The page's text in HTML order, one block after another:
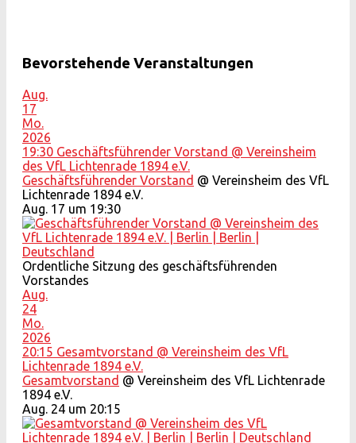
Bevorstehende Veranstaltungen
Aug.
17
Mo.
2026
19:30 Geschäftsführender Vorstand @ Vereinsheim
des VfL Lichtenrade 1894 e.V.
Geschäftsführender Vorstand @ Vereinsheim des VfL
Lichtenrade 1894 e.V.
Aug. 17 um 19:30
Ordentliche Sitzung des geschäftsführenden
Vorstandes
Aug.
24
Mo.
2026
20:15 Gesamtvorstand @ Vereinsheim des VfL
Lichtenrade 1894 e.V.
Gesamtvorstand @ Vereinsheim des VfL Lichtenrade
1894 e.V.
Aug. 24 um 20:15